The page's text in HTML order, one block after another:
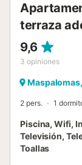
terraza
9,6
3 opiniones
2 pers. 1
Piscina, Wifi,
Televisión,
Toallas